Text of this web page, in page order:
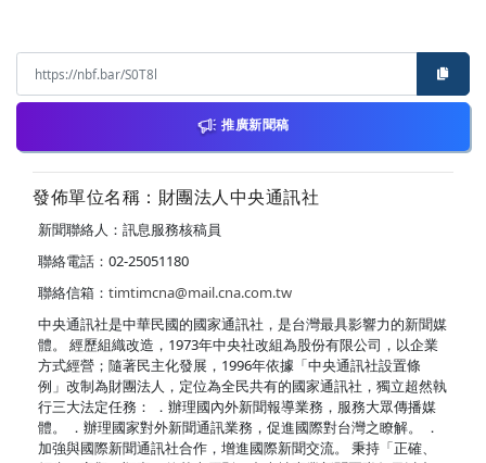
推廣新聞稿
發佈單位名稱：財團法人中央通訊社
新聞聯絡人：訊息服務核稿員
聯絡電話：02-25051180
聯絡信箱： timtimcna@mail.cna.com.tw
中央通訊社是中華民國的國家通訊社，是台灣最具影響力的新聞媒
體。 經歷組織改造，1973年中央社改組為股份有限公司，以企業
方式經營；隨著民主化發展，1996年依據「中央通訊社設置條
例」改制為財團法人，定位為全民共有的國家通訊社，獨立超然執
行三大法定任務： ．辦理國內外新聞報導業務，服務大眾傳播媒
體。 ．辦理國家對外新聞通訊業務，促進國際對台灣之瞭解。 ．
加強與國際新聞通訊社合作，增進國際新聞交流。 秉持「正確、